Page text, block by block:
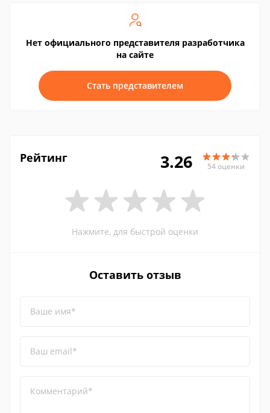
Нет официального представителя разработчика
на сайте
Стать представителем
Рейтинг 3.26 54 оценки
Нажмите, для быстрой оценки
Оставить отзыв
Ваше имя*
Ваш email*
Комментарий*